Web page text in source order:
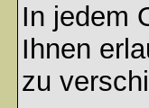
In jedem
Ihnen
zu